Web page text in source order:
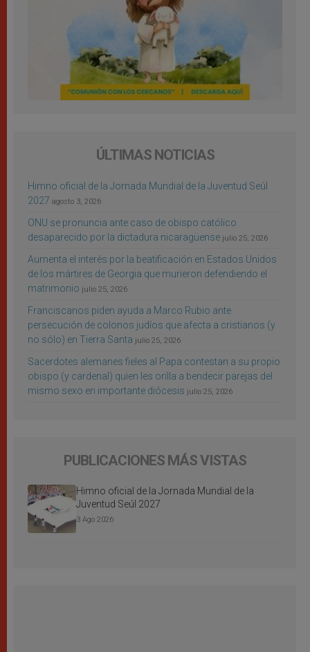
ÚLTIMAS NOTICIAS
Himno oficial de la Jornada Mundial de la Juventud Seúl
2027 agosto 3, 2026
ONU se pronuncia ante caso de obispo católico
desaparecido por la dictadura nicaragüense julio 25, 2026
Aumenta el interés por la beatificación en Estados Unidos
de los mártires de Georgia que murieron defendiendo el
matrimonio julio 25, 2026
Franciscanos piden ayuda a Marco Rubio ante
persecución de colonos judíos que afecta a cristianos (y
no sólo) en Tierra Santa julio 25, 2026
Sacerdotes alemanes fieles al Papa contestan a su propio
obispo (y cardenal) quien les orilla a bendecir parejas del
mismo sexo en importante diócesis julio 25, 2026
PUBLICACIONES MÁS VISTAS
Himno oficial de la Jornada Mundial de la
Juventud Seúl 2027
3 Ago 2026